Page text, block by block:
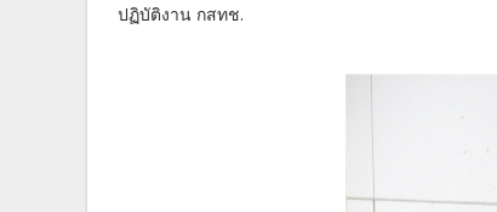
ปฏิบัติงาน กสทช.